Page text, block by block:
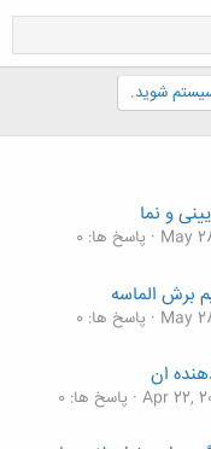
شوید.
و نما
May
پاسخ ها: 0
برش الماسه
May
پاسخ ها: 0
ان
Apr 22, پاسخ ها: 0